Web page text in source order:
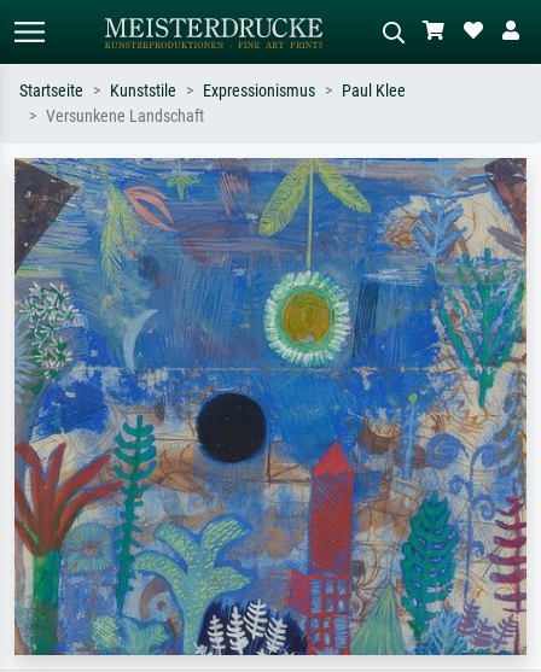
Suchen Sie nach Künstlern, Werktiteln
oder Stilen – z.B. Monet,
Sternennacht, Impressionismus, Welle
Hokusai, Akt.
Beschreiben Sie die Szene – z.B. Grüne
Wiese, Abstrakt mit viel Rot, Dunkles
Ölgemälde, Stehender Akt neben einem
Baum.
Startseite Kunststile Expressionismus
Paul Klee
Versunkene Landschaft